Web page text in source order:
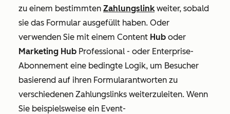
zu einem bestimmten Zahlungslinkweiter, sobald
sie das Formular ausgefüllt haben. Oder
verwenden Sie mit einem Content Hub oder
Marketing Hub Professional - oder Enterprise-
Abonnement eine bedingte Logik, um Besucher
basierend auf ihren Formularantworten zu
verschiedenen Zahlungslinks weiterzuleiten. Wenn
Sie beispielsweise ein Event-